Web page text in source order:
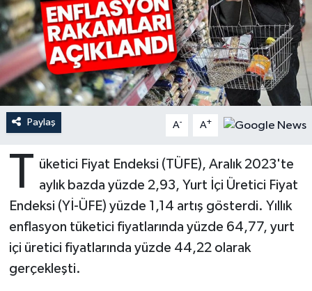
Paylaş A- A+
T üketici Fiyat Endeksi (TÜFE), Aralık 2023'te
aylık bazda yüzde 2,93, Yurt İçi Üretici Fiyat
Endeksi (Yİ-ÜFE) yüzde 1,14 artış gösterdi. Yıllık
enflasyon tüketici fiyatlarında yüzde 64,77, yurt
içi üretici fiyatlarında yüzde 44,22 olarak
gerçekleşti.
Ardahan Müftülüğü
Artvin Müftülüğü
Aydın Müftülüğü
Balıkesir Müftülüğü
Bartın Müftülüğü
Batman Müftülüğü
Bayburt Müftülüğü
Bilecik Müftülüğü
Kudüs
Kurban
Mukabele
Peygamberimizin Hayatı
Ramazan
Sahabeler
Zekat
Hutbeler
DİYANET AKADEMİ
DİYANET GENÇLİK
DİYANET RADYO/TV
DEPREM
Dünya
Eğitim
Kültür-Sanat